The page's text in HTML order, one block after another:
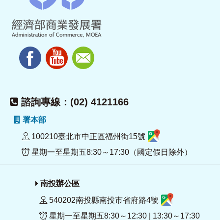
諮詢專線：(02) 4121166
署本部
100210臺北市中正區福州街15號
星期一至星期五8:30～17:30（國定假日除外）
南投辦公區
540202南投縣南投市省府路4號
星期一至星期五8:30～12:30 | 13:30～17:30